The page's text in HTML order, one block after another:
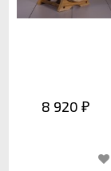
8 920 ₽